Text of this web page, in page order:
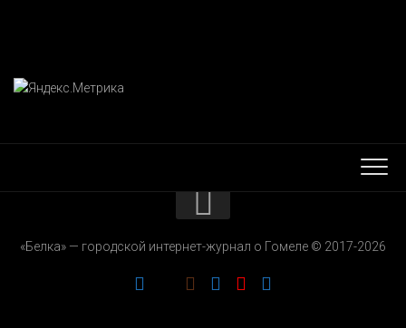
РЕКЛАМОДАТЕЛЯМ
«Белка» — городской интернет-журнал о Гомеле © 2017-2026